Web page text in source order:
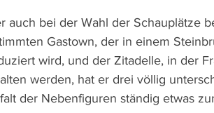
auch bei der Wahl der Schauplätze
Gastown, der in einem
wird, und der Zitadelle, in der
werden, hat er drei völlig
der Nebenfiguren ständig etwas